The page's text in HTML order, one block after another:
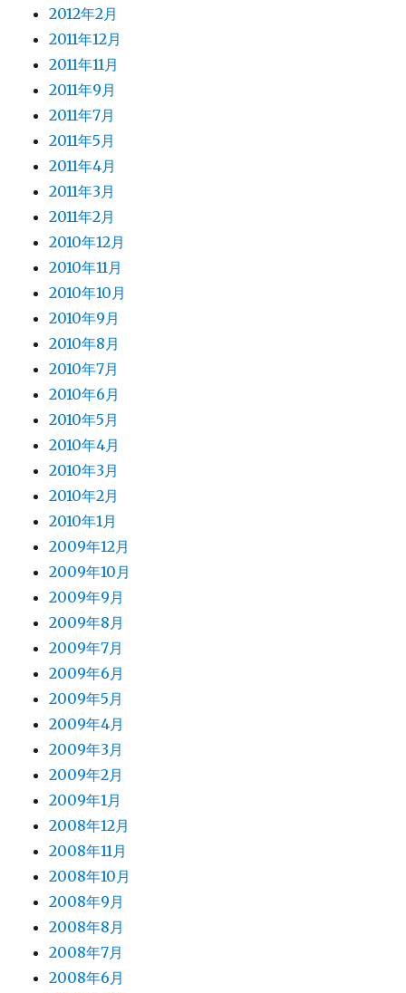
2012年2月
2011年12月
2011年11月
2011年9月
2011年7月
2011年5月
2011年4月
2011年3月
2011年2月
2010年12月
2010年11月
2010年10月
2010年9月
2010年8月
2010年7月
2010年6月
2010年5月
2010年4月
2010年3月
2010年2月
2010年1月
2009年12月
2009年10月
2009年9月
2009年8月
2009年7月
2009年6月
2009年5月
2009年4月
2009年3月
2009年2月
2009年1月
2008年12月
2008年11月
2008年10月
2008年9月
2008年8月
2008年7月
2008年6月